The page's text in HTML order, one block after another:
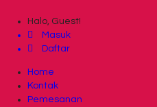
Halo, Guest!
Masuk
Daftar
Home
Kontak
Pemesanan